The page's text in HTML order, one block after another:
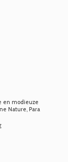
en modieuze
Nature, Para